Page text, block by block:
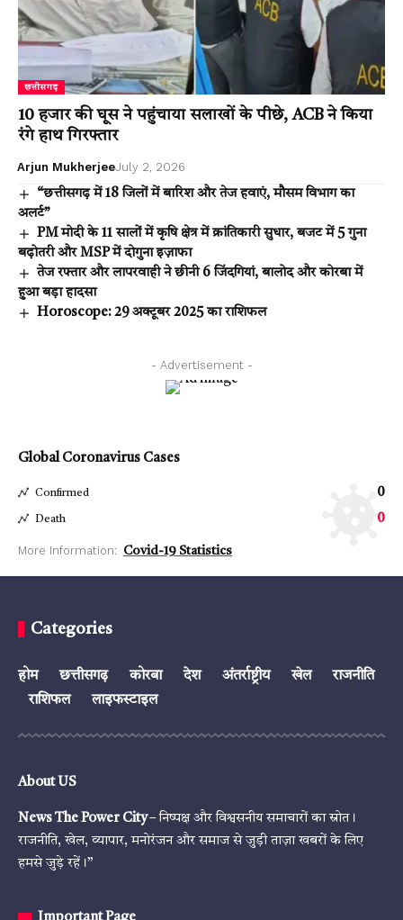
छत्तीसगढ़
10 हजार की घूस ने पहुंचाया सलाखों के पीछे, ACB ने किया
रंगे हाथ गिरफ्तार
Arjun MukherjeeJuly 2, 2026
“छत्तीसगढ़ में 18 जिलों में बारिश और तेज हवाएं, मौसम विभाग का
अलर्ट”
PM मोदी के 11 सालों में कृषि क्षेत्र में क्रांतिकारी सुधार, बजट में 5 गुना
बढ़ोतरी और MSP में दोगुना इज़ाफा
तेज रफ्तार और लापरवाही ने छीनी 6 जिंदगियां, बालोद और कोरबा में
हुआ बड़ा हादसा
Horoscope: 29 अक्टूबर 2025 का राशिफल
- Advertisement -
Global Coronavirus Cases
Confirmed 0
Death 0
More Information: Covid-19 Statistics
Categories
होम छत्तीसगढ़ कोरबा देश अंतर्राष्ट्रीय खेल
राजनीति
राशिफल
लाइफस्टाइल
About US
News The Power City– निष्पक्ष और विश्वसनीय समाचारों का स्रोत।
राजनीति, खेल, व्यापार, मनोरंजन और समाज से जुड़ी ताज़ा खबरों के लिए
हमसे जुड़े रहें।”